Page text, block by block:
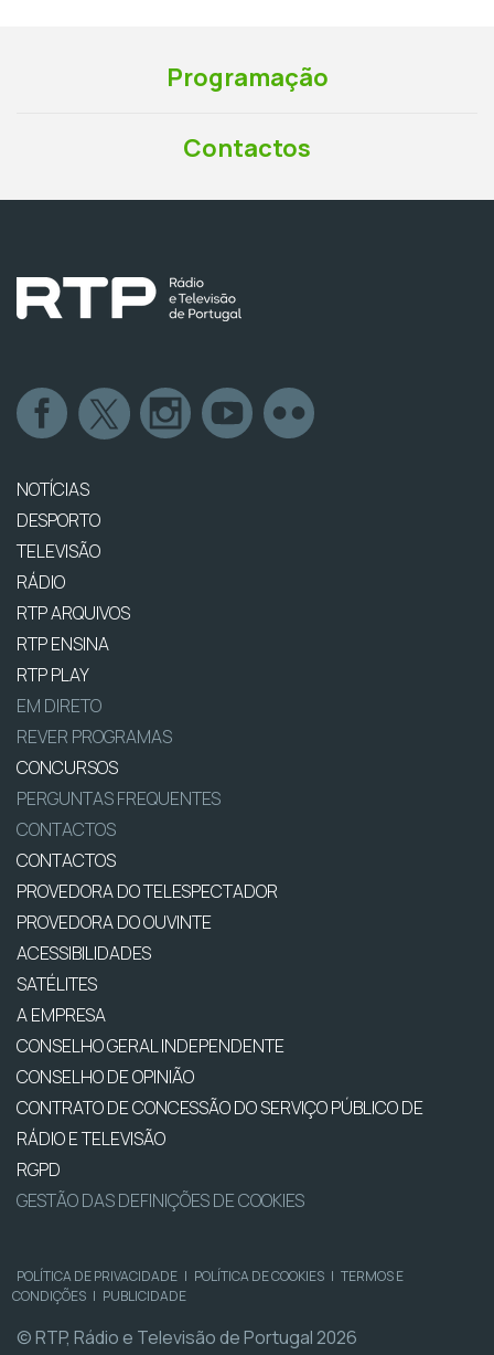
Programação
Contactos
NOTÍCIAS
DESPORTO
TELEVISÃO
RÁDIO
RTP ARQUIVOS
RTP ENSINA
RTP PLAY
EM DIRETO
REVER PROGRAMAS
CONCURSOS
PERGUNTAS FREQUENTES
CONTACTOS
CONTACTOS
PROVEDORA DO TELESPECTADOR
PROVEDORA DO OUVINTE
ACESSIBILIDADES
SATÉLITES
A EMPRESA
CONSELHO GERAL INDEPENDENTE
CONSELHO DE OPINIÃO
CONTRATO DE CONCESSÃO DO SERVIÇO PÚBLICO DE
RÁDIO E TELEVISÃO
RGPD
GESTÃO DAS DEFINIÇÕES DE COOKIES
POLÍTICA DE PRIVACIDADE | POLÍTICA DE COOKIES | TERMOS E
CONDIÇÕES | PUBLICIDADE
© RTP, Rádio e Televisão de Portugal 2026